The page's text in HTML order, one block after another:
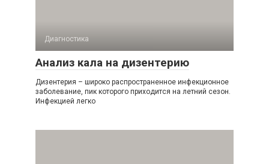
Диагностика
Анализ кала на дизентерию
Дизентерия – широко распространенное инфекционное
заболевание, пик которого приходится на летний сезон.
Инфекцией легко